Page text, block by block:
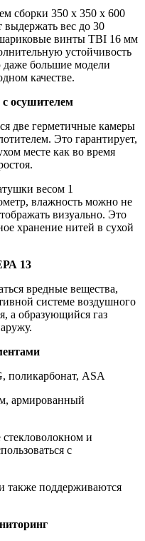
сборки 350 х 350 х 600
вес до 30
винты TBI 16 мм
устойчивость
даже большие модели
качестве.
осушителем
две герметичные камеры
Это гарантирует,
месте как во время
весом 1
влажность можно не
визуально. Это
хранение нитей в сухой
13
вредные вещества,
системе воздушного
а образующийся газ
поликарбонат, ASA
армированный
и
с
также поддерживаются